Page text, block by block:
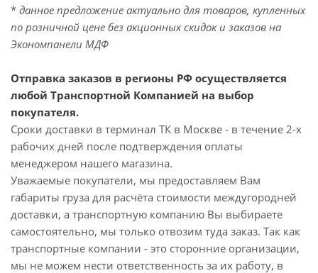
* данное предложение актуально для товаров, купленных
по розничной цене без акционных скидок и заказов на
Экономпанели МДФ
Отправка заказов в регионы РФ осуществляется
любой Транспортной Компанией на выбор
покупателя.
Сроки доставки в терминал ТК в Москве - в течение 2-х
рабочих дней после подтверждения оплаты
менеджером нашего магазина.
Уважаемые покупатели, мы предоставляем Вам
габариты груза для расчёта стоимости междугородней
доставки, а транспортную компанию Вы выбираете
самостоятельно, мы только отвозим туда заказ. Так как
транспортные компании - это сторонние организации,
мы не можем нести ответственность за их работу, в